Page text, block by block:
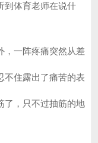
到体育老师在说什
一阵疼痛突然从差
不住露出了痛苦的表
，只不过抽筋的地